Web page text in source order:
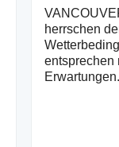
herrschen
entsprechen
Erwartungen.